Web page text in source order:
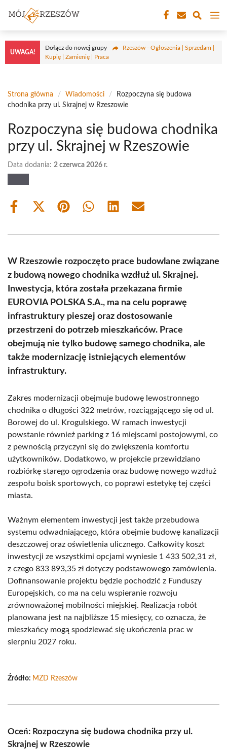
treści
UWAGA!
Dołącz do nowej grupy
Rzeszów - Ogłoszenia | Sprzedam |
Kupię | Zamienię | Praca
Strona główna / Wiadomości /
Rozpoczyna się budowa
chodnika przy ul. Skrajnej w Rzeszowie
Rozpoczyna się budowa chodnika
przy ul. Skrajnej w Rzeszowie
Data dodania: 2 czerwca 2026 r.
Share
Share
(Twitter)
Share Share Share Share
W Rzeszowie rozpoczęto prace budowlane związane
z budową nowego chodnika wzdłuż ul. Skrajnej.
Inwestycja, która została przekazana firmie
EUROVIA POLSKA S.A., ma na celu poprawę
infrastruktury pieszej oraz dostosowanie
przestrzeni do potrzeb mieszkańców. Prace
obejmują nie tylko budowę samego chodnika, ale
także modernizację istniejących elementów
infrastruktury.
Zakres modernizacji obejmuje budowę lewostronnego
chodnika o długości 322 metrów, rozciągającego się od ul.
Borowej do ul. Krogulskiego. W ramach inwestycji
powstanie również parking z 16 miejscami postojowymi, co
z pewnością przyczyni się do zwiększenia komfortu
użytkowników. Dodatkowo, w projekcie przewidziano
rozbiórkę starego ogrodzenia oraz budowę nowego wzdłuż
zespołu boisk sportowych, co poprawi estetykę tej części
miasta.
Ważnym elementem inwestycji jest także przebudowa
systemu odwadniającego, która obejmie budowę kanalizacji
deszczowej oraz oświetlenia ulicznego. Całkowity koszt
inwestycji ze wszystkimi opcjami wyniesie 1 433 502,31 zł,
z czego 833 893,35 zł dotyczy podstawowego zamówienia.
Dofinansowanie projektu będzie pochodzić z Funduszy
Europejskich, co ma na celu wspieranie rozwoju
zrównoważonej mobilności miejskiej. Realizacja robót
planowana jest na najbliższe 15 miesięcy, co oznacza, że
mieszkańcy mogą spodziewać się ukończenia prac w
sierpniu 2027 roku.
Źródło: MZD Rzeszów
Oceń: Rozpoczyna się budowa chodnika przy ul.
Skrajnej w Rzeszowie